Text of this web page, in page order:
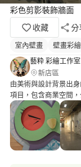
彩色剪影裝飾牆面
收藏
分
室內壁畫
壁畫彩繪
藝粋 彩繪工作室
新店區
由美術與設計背景出
項目，包含商業空間
用的角度提出不同設
的應變能力打造最能
伍耕 2018 國立台北
海大學美術學系 劉伯
2017 東京藝術大學進